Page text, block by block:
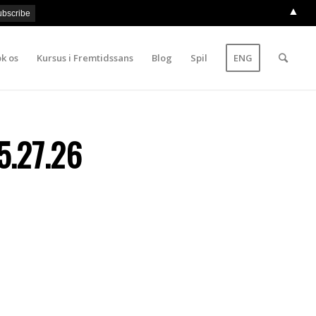
os Kursus i Fremtidssans Blog Spil ENG
▲